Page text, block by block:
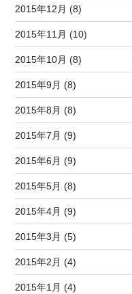
2015年12月 (8)
2015年11月 (10)
2015年10月 (8)
2015年9月 (8)
2015年8月 (8)
2015年7月 (9)
2015年6月 (9)
2015年5月 (8)
2015年4月 (9)
2015年3月 (5)
2015年2月 (4)
2015年1月 (4)